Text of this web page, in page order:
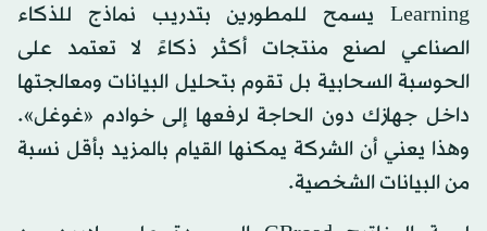
Learning يسمح للمطورين بتدريب نماذج للذكاء
الصناعي لصنع منتجات أكثر ذكاءً لا تعتمد على
الحوسبة السحابية بل تقوم بتحليل البيانات ومعالجتها
داخل جهازك دون الحاجة لرفعها إلى خوادم «غوغل».
وهذا يعني أن الشركة يمكنها القيام بالمزيد بأقل نسبة
من البيانات الشخصية.